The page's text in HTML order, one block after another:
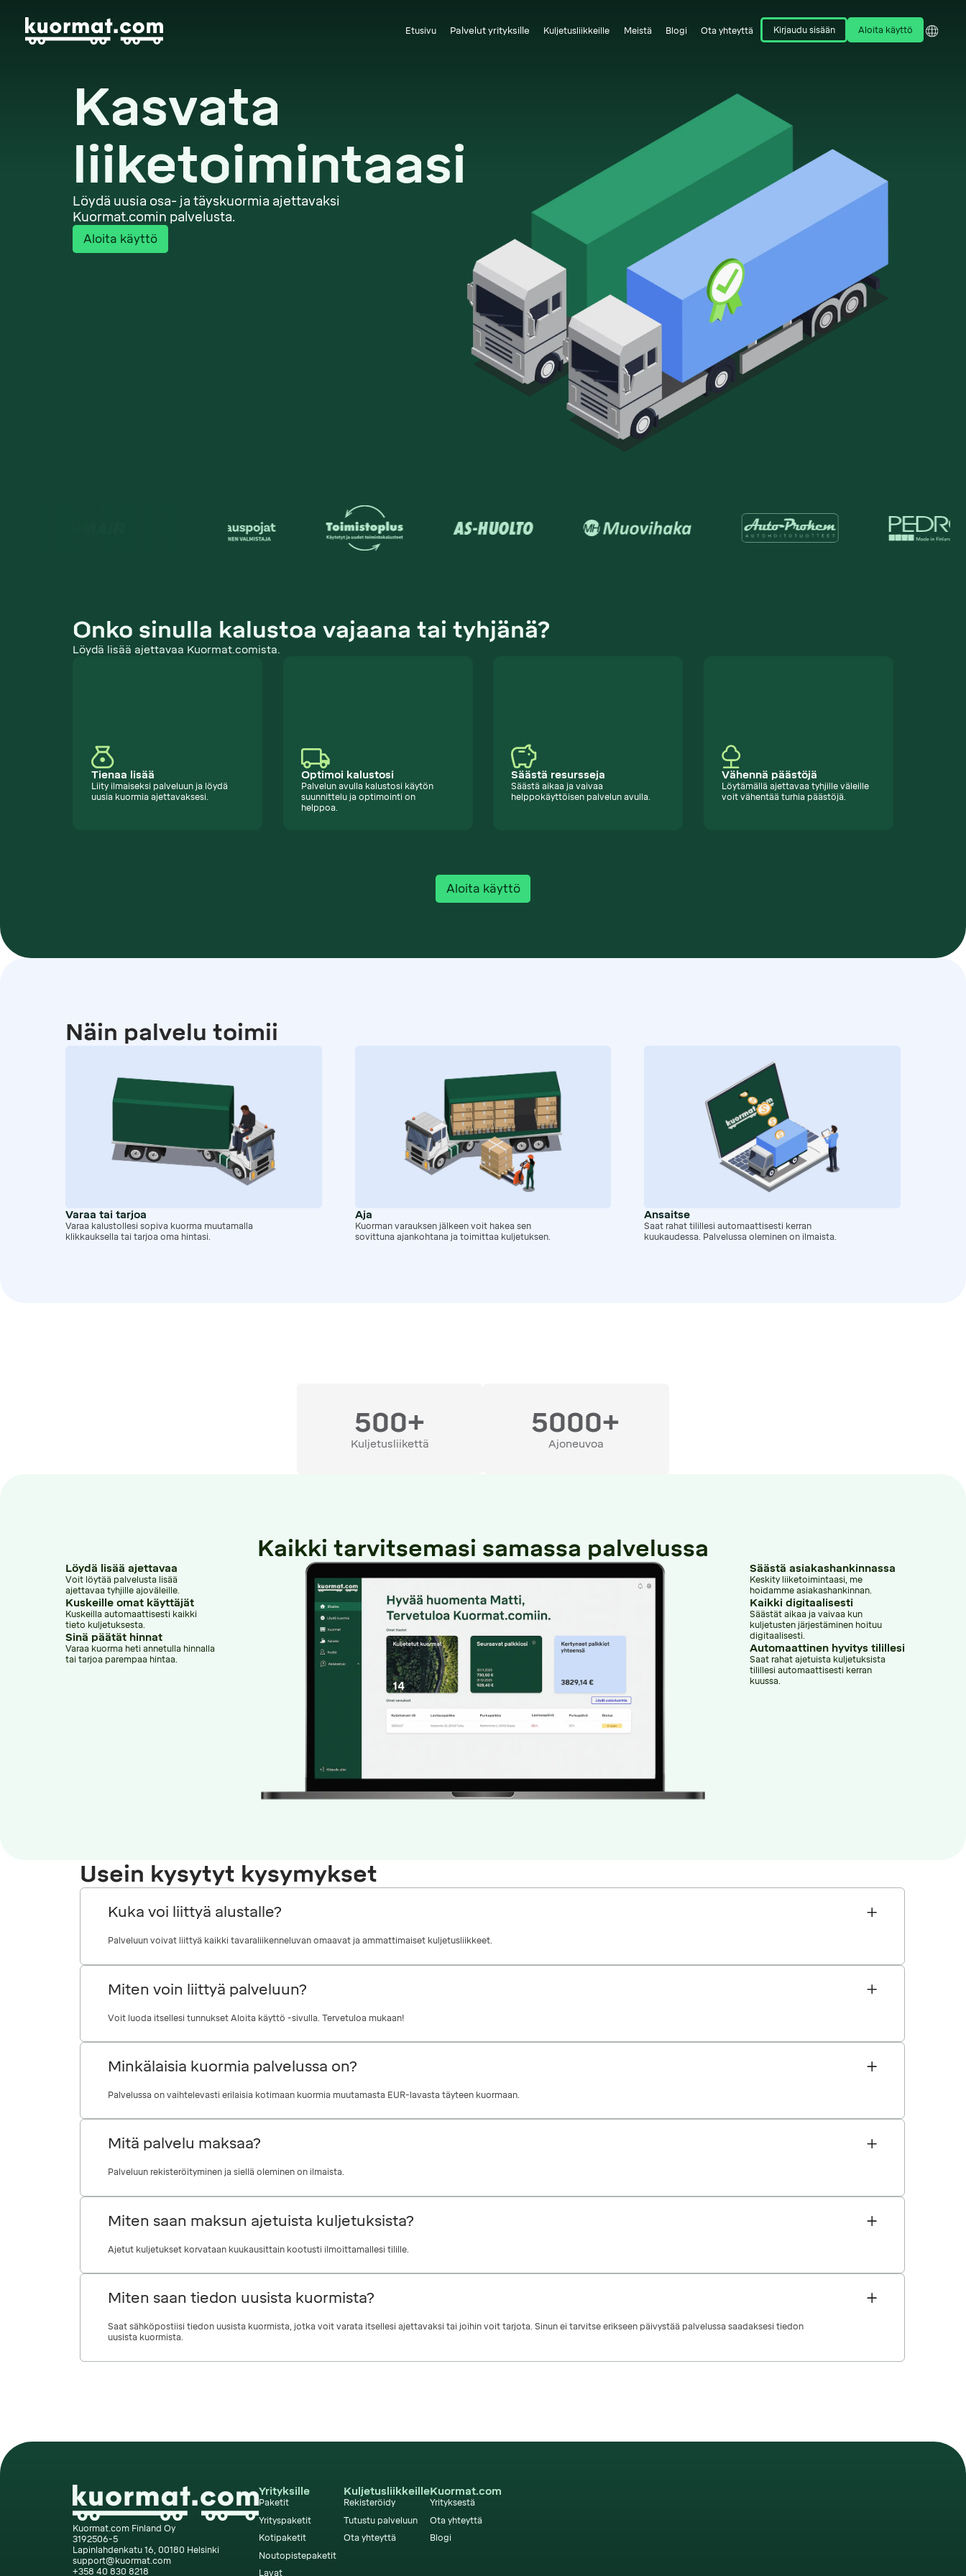
Etusivu Palvelut yrityksille Kuljetusliikkeille Meistä Blogi Ota yhteyttä Kirjaudu sisään Aloita käyttö
Kasvata
liiketoimintaasi
Löydä uusia osa- ja täyskuormia ajettavaksi
Kuormat.comin palvelusta.
Aloita käyttö
Onko sinulla kalustoa vajaana tai tyhjänä?
Löydä lisää ajettavaa Kuormat.comista.
Tienaa lisää
Liity ilmaiseksi palveluun ja löydä
uusia kuormia ajettavaksesi.
Optimoi kalustosi
Palvelun avulla kalustosi käytön
suunnittelu ja optimointi on
helppoa.
Säästä resursseja
Säästä aikaa ja vaivaa
helppokäyttöisen palvelun avulla.
Vähennä päästöjä
Löytämällä ajettavaa tyhjille väleille
voit vähentää turhia päästöjä.
Aloita käyttö
Näin palvelu toimii
Varaa tai tarjoa
Varaa kalustollesi sopiva kuorma muutamalla
klikkauksella tai tarjoa oma hintasi.
Aja
Kuorman varauksen jälkeen voit hakea sen
sovittuna ajankohtana ja toimittaa kuljetuksen.
Ansaitse
Saat rahat tilillesi automaattisesti kerran
kuukaudessa. Palvelussa oleminen on ilmaista.
500+
Kuljetusliikettä
5000+
Ajoneuvoa
Kaikki tarvitsemasi samassa palvelussa
Löydä lisää ajettavaa
Voit löytää palvelusta lisää
ajettavaa tyhjille ajoväleille.
Kuskeille omat käyttäjät
Kuskeilla automaattisesti kaikki
tieto kuljetuksesta.
Sinä päätät hinnat
Varaa kuorma heti annetulla hinnalla
tai tarjoa parempaa hintaa.
Säästä asiakashankinnassa
Keskity liiketoimintaasi, me
hoidamme asiakashankinnan.
Kaikki digitaalisesti
Säästät aikaa ja vaivaa kun
kuljetusten järjestäminen hoituu
digitaalisesti.
Automaattinen hyvitys tilillesi
Saat rahat ajetuista kuljetuksista
tilillesi automaattisesti kerran
kuussa.
Usein kysytyt kysymykset
Kuka voi liittyä alustalle?
Palveluun voivat liittyä kaikki tavaraliikenneluvan omaavat ja ammattimaiset kuljetusliikkeet.
Miten voin liittyä palveluun?
Voit luoda itsellesi tunnukset Aloita käyttö -sivulla. Tervetuloa mukaan!
Minkälaisia kuormia palvelussa on?
Palvelussa on vaihtelevasti erilaisia kotimaan kuormia muutamasta EUR-lavasta täyteen kuormaan.
Mitä palvelu maksaa?
Palveluun rekisteröityminen ja siellä oleminen on ilmaista.
Miten saan maksun ajetuista kuljetuksista?
Ajetut kuljetukset korvataan kuukausittain kootusti ilmoittamallesi tilille.
Miten saan tiedon uusista kuormista?
Saat sähköpostiisi tiedon uusista kuormista, jotka voit varata itsellesi ajettavaksi tai joihin voit tarjota. Sinun ei tarvitse erikseen päivystää palvelussa saadaksesi tiedon
uusista kuormista.
Kuormat.com Finland Oy
3192506-5
Lapinlahdenkatu 16, 00180 Helsinki
support@kuormat.com
+358 40 830 8218
Yrityksille
Paketit
Yrityspaketit
Kotipaketit
Noutopistepaketit
Lavat
Kuljetusliikkeille
Rekisteröidy
Tutustu palveluun
Ota yhteyttä
Kuormat.com
Yrityksestä
Ota yhteyttä
Blogi